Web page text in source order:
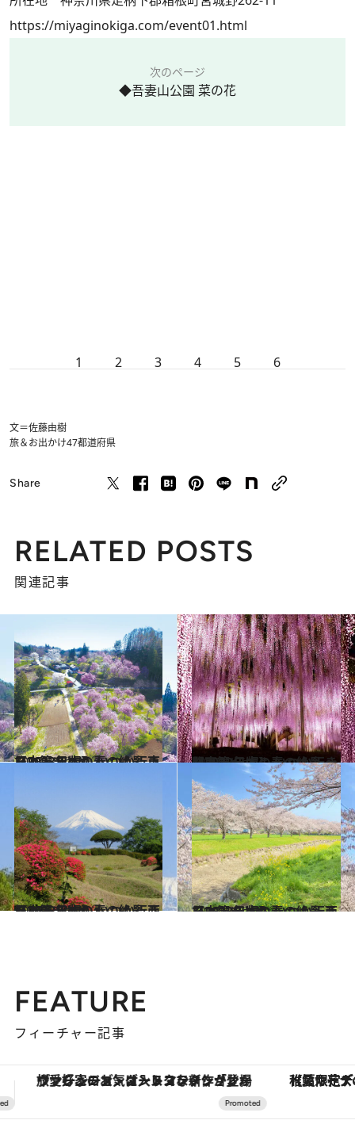
https://miyaginokiga.com/event01.html
次のページ
◆吾妻山公園 菜の花
1 2 3 4 5 6
文＝佐藤由樹
旅＆お出かけ47都道府県
Share
RELATED POSTS
関連記事
2023.4.7
【2023年版】 いつか行きたい！ 日本の春の絶景 東日本篇まとめ②
旅＆お出かけ 2023.4.6
【2023年版】 いつか行きたい！ 日本の春の絶景 ～関東篇～
旅＆お出かけ
2023.4.7
【2023年版】 いつか行きたい！ 日本の春の絶景 西日本篇まとめ①
旅＆お出かけ 2023.4.7
【2023年版】 いつか行きたい！ 日本の春の絶景 西日本篇まとめ②
旅＆お出かけ
FEATURE
フィーチャー記事
【夏限定ディナーコース】旬を迎える稚鮎や花ズッキーニなどをイタリア・トスカーナの郷土料理の手法で満喫！ 【銀座で出合う最旬美容】美髪ケアや上質